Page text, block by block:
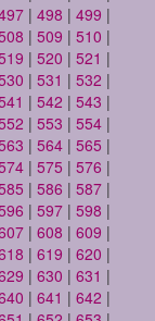
| 498 | 499 |
| 509 | 510 |
| 520 | 521 |
| 531 | 532 |
| 542 | 543 |
| 553 | 554 |
| 564 | 565 |
| 575 | 576 |
| 586 | 587 |
| 597 | 598 |
| 608 | 609 |
| 619 | 620 |
| 630 | 631 |
| 641 | 642 |